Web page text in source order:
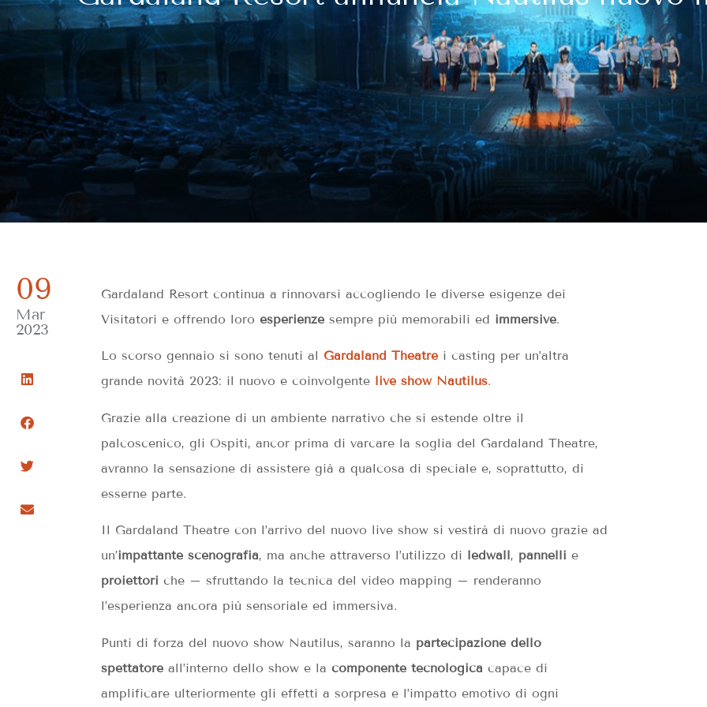
09
Mar
2023
Gardaland Resort continua a rinnovarsi accogliendo le diverse esigenze dei
Visitatori e offrendo loro esperienze sempre più memorabili ed immersive.
Lo scorso gennaio si sono tenuti al Gardaland Theatre i casting per un’altra
grande novità 2023: il nuovo e coinvolgente live show Nautilus.
Grazie alla creazione di un ambiente narrativo che si estende oltre il
palcoscenico, gli Ospiti, ancor prima di varcare la soglia del Gardaland Theatre,
avranno la sensazione di assistere già a qualcosa di speciale e, soprattutto, di
esserne parte.
Il Gardaland Theatre con l’arrivo del nuovo live show si vestirà di nuovo grazie ad
un’impattante scenografia, ma anche attraverso l’utilizzo di ledwall, pannelli e
proiettori che – sfruttando la tecnica del video mapping – renderanno
l’esperienza ancora più sensoriale ed immersiva.
Punti di forza del nuovo show Nautilus, saranno la partecipazione dello
spettatore all’interno dello show e la componente tecnologica capace di
amplificare ulteriormente gli effetti a sorpresa e l’impatto emotivo di ogni